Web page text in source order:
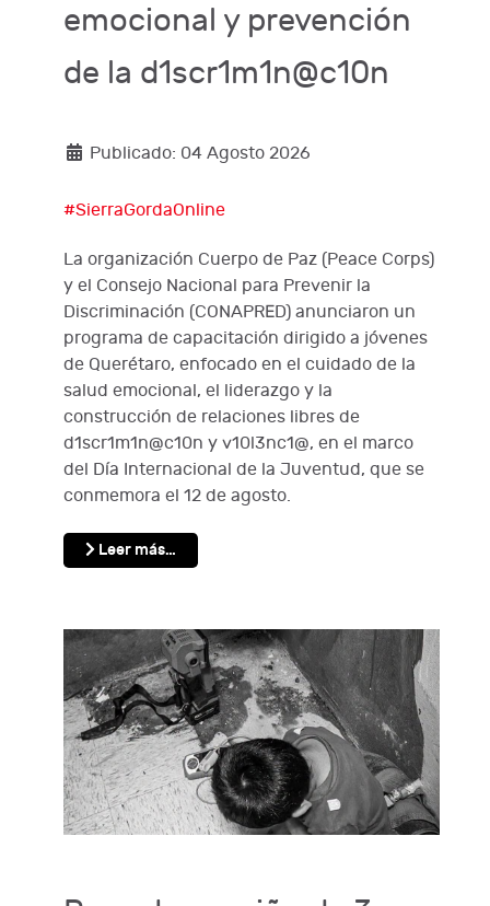
emocional y prevención
de la d1scr1m1n@c10n
Publicado: 04 Agosto 2026
#SierraGordaOnline
La organización Cuerpo de Paz (Peace Corps)
y el Consejo Nacional para Prevenir la
Discriminación (CONAPRED) anunciaron un
programa de capacitación dirigido a jóvenes
de Querétaro, enfocado en el cuidado de la
salud emocional, el liderazgo y la
construcción de relaciones libres de
d1scr1m1n@c10n y v10l3nc1@, en el marco
del Día Internacional de la Juventud, que se
conmemora el 12 de agosto.
Leer más…